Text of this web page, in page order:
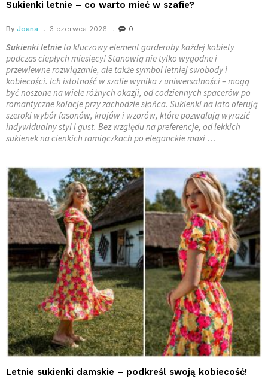
Sukienki letnie – co warto mieć w szafie?
By Joana 3 czerwca 2026 0
Sukienki letnie to kluczowy element garderoby każdej kobiety
podczas ciepłych miesięcy! Stanowią nie tylko wygodne i
przewiewne rozwiązanie, ale także symbol letniej swobody i
kobiecości. Ich istotność w szafie wynika z uniwersalności – mogą
być noszone na wiele różnych okazji, od codziennych spacerów po
romantyczne kolacje przy zachodzie słońca. Sukienki na lato oferują
szeroki wybór fasonów, krojów i wzorów, które pozwalają wyrazić
indywidualny styl i gust. Bez względu na preferencje, od lekkich
sukienek na cienkich ramiączkach po eleganckie maxi …
Letnie sukienki damskie – podkreśl swoją kobiecość!